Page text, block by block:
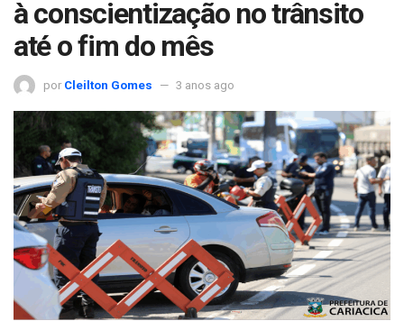
à conscientização no trânsito
até o fim do mês
por Cleilton Gomes 3 anos ago